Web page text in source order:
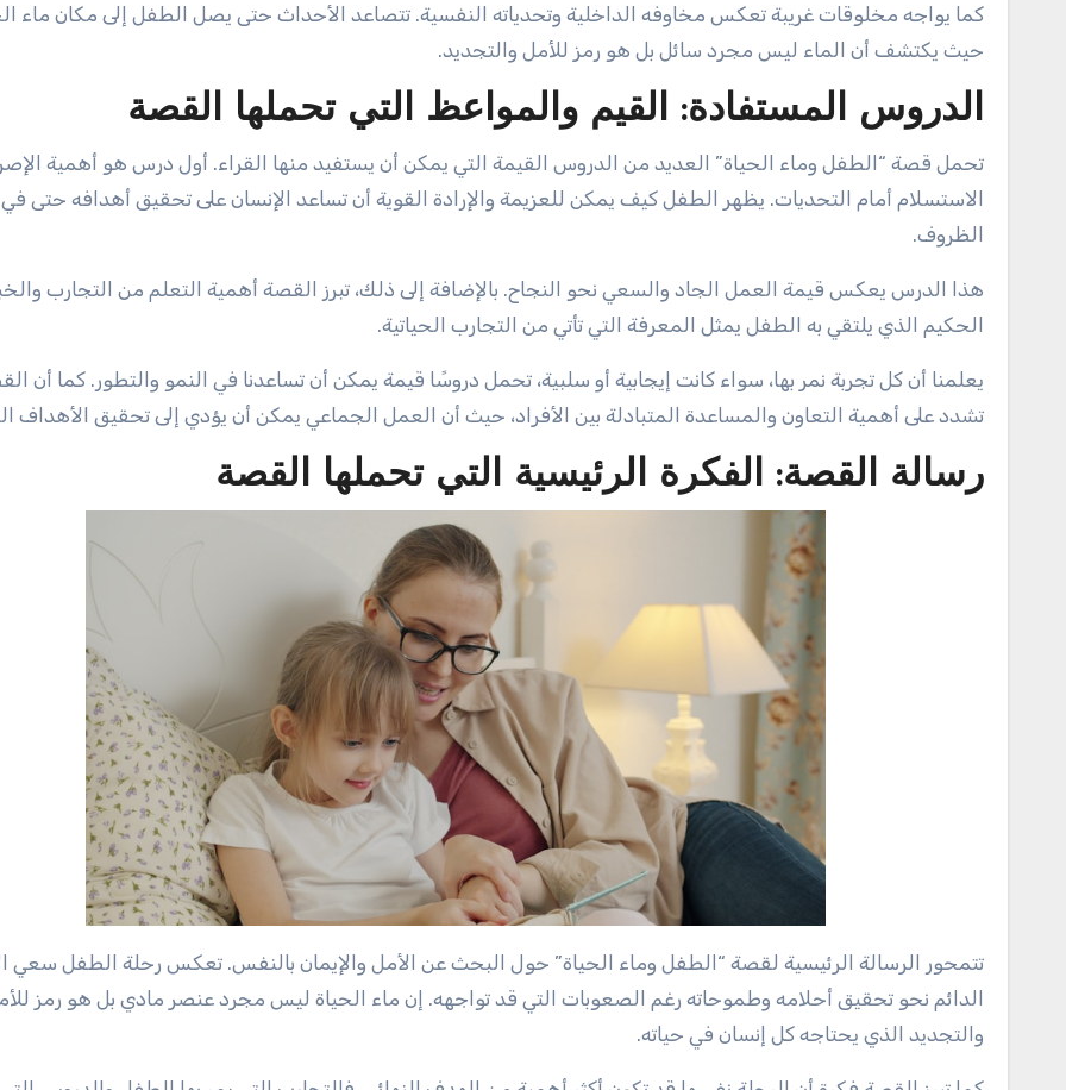
كما يواجه مخلوقات غريبة تعكس مخاوفه الداخلية وتحدياته النفسية. تتصاعد الأحداث حتى يصل الطفل إلى مكان ماء
حيث يكتشف أن الماء ليس مجرد سائل بل هو رمز للأمل والتجديد.
الدروس المستفادة: القيم والمواعظ التي تحملها القصة
تحمل قصة “الطفل وماء الحياة” العديد من الدروس القيمة التي يمكن أن يستفيد منها القراء. أول درس هو أهمية
الاستسلام أمام التحديات. يظهر الطفل كيف يمكن للعزيمة والإرادة القوية أن تساعد الإنسان على تحقيق أهدافه حتى
الظروف.
هذا الدرس يعكس قيمة العمل الجاد والسعي نحو النجاح. بالإضافة إلى ذلك، تبرز القصة أهمية التعلم من التجارب
الحكيم الذي يلتقي به الطفل يمثل المعرفة التي تأتي من التجارب الحياتية.
يعلمنا أن كل تجربة نمر بها، سواء كانت إيجابية أو سلبية، تحمل دروسًا قيمة يمكن أن تساعدنا في النمو والتطور. كما أن
تشدد على أهمية التعاون والمساعدة المتبادلة بين الأفراد، حيث أن العمل الجماعي يمكن أن يؤدي إلى تحقيق الأهداف
رسالة القصة: الفكرة الرئيسية التي تحملها القصة
تتمحور الرسالة الرئيسية لقصة “الطفل وماء الحياة” حول البحث عن الأمل والإيمان بالنفس. تعكس رحلة الطفل سعي
الدائم نحو تحقيق أحلامه وطموحاته رغم الصعوبات التي قد تواجهه. إن ماء الحياة ليس مجرد عنصر مادي بل هو رمز
والتجديد الذي يحتاجه كل إنسان في حياته.